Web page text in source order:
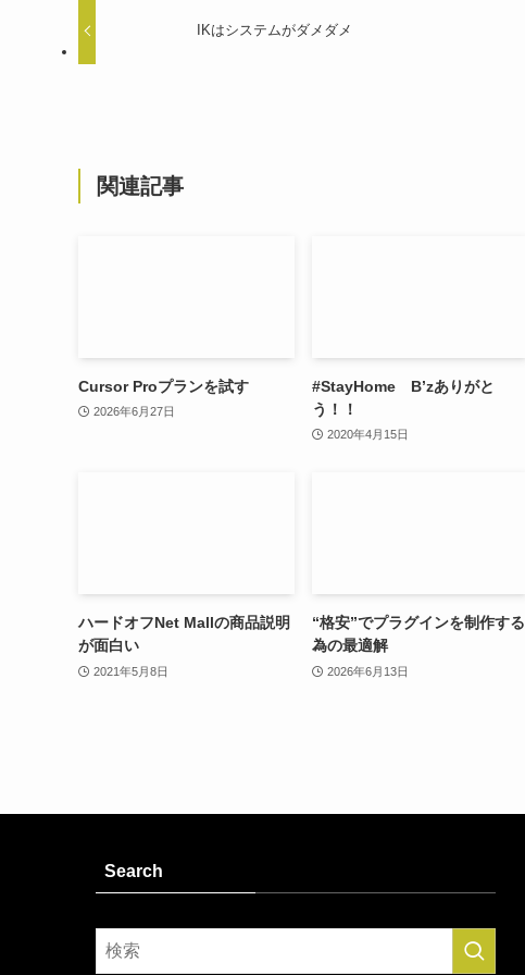
IKはシステムがダメダメ
関連記事
Cursor Proプランを試す
2026年6月27日
#StayHome B’zありがと
う！！
2020年4月15日
ハードオフNet Mallの商品説明
が面白い
2021年5月8日
“格安”でプラグインを制作する
為の最適解
2026年6月13日
Search